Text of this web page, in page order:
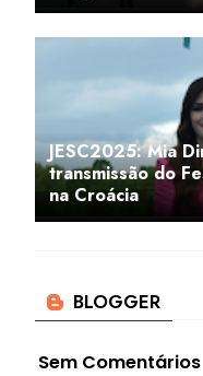
JESC2025: Mia
transmissão do
na Croácia
Sem Comentários